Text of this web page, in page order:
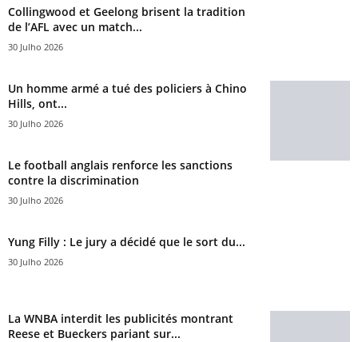
Collingwood et Geelong brisent la tradition
de l’AFL avec un match...
30 Julho 2026
Un homme armé a tué des policiers à Chino
Hills, ont...
30 Julho 2026
Le football anglais renforce les sanctions
contre la discrimination
30 Julho 2026
Yung Filly : Le jury a décidé que le sort du...
30 Julho 2026
La WNBA interdit les publicités montrant
Reese et Bueckers pariant sur...